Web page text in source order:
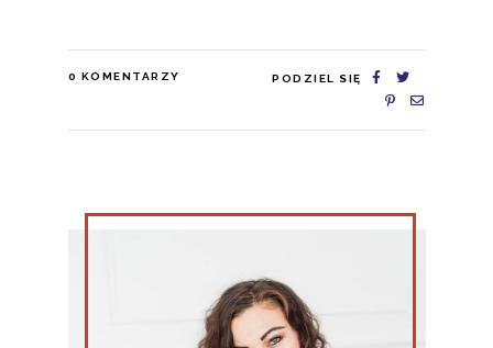
0 KOMENTARZY PODZIEL SIĘ